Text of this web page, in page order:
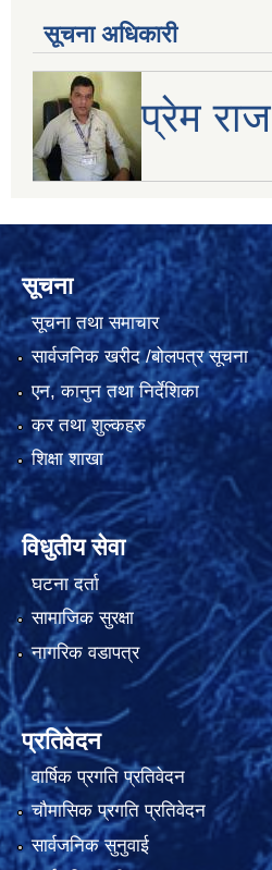
सूचना अधिकारी
प्रेम
सूचना
सूचना तथा समाचार
सार्वजनिक खरीद /बोलपत्र सूचना
एन, कानुन तथा निर्देशिका
कर तथा शुल्कहरु
शिक्षा शाखा
विधुतीय सेवा
घटना दर्ता
सामाजिक सुरक्षा
नागरिक वडापत्र
प्रतिवेदन
वार्षिक प्रगति प्रतिवेदन
चौमासिक प्रगति प्रतिवेदन
सार्वजनिक सुनुवाई